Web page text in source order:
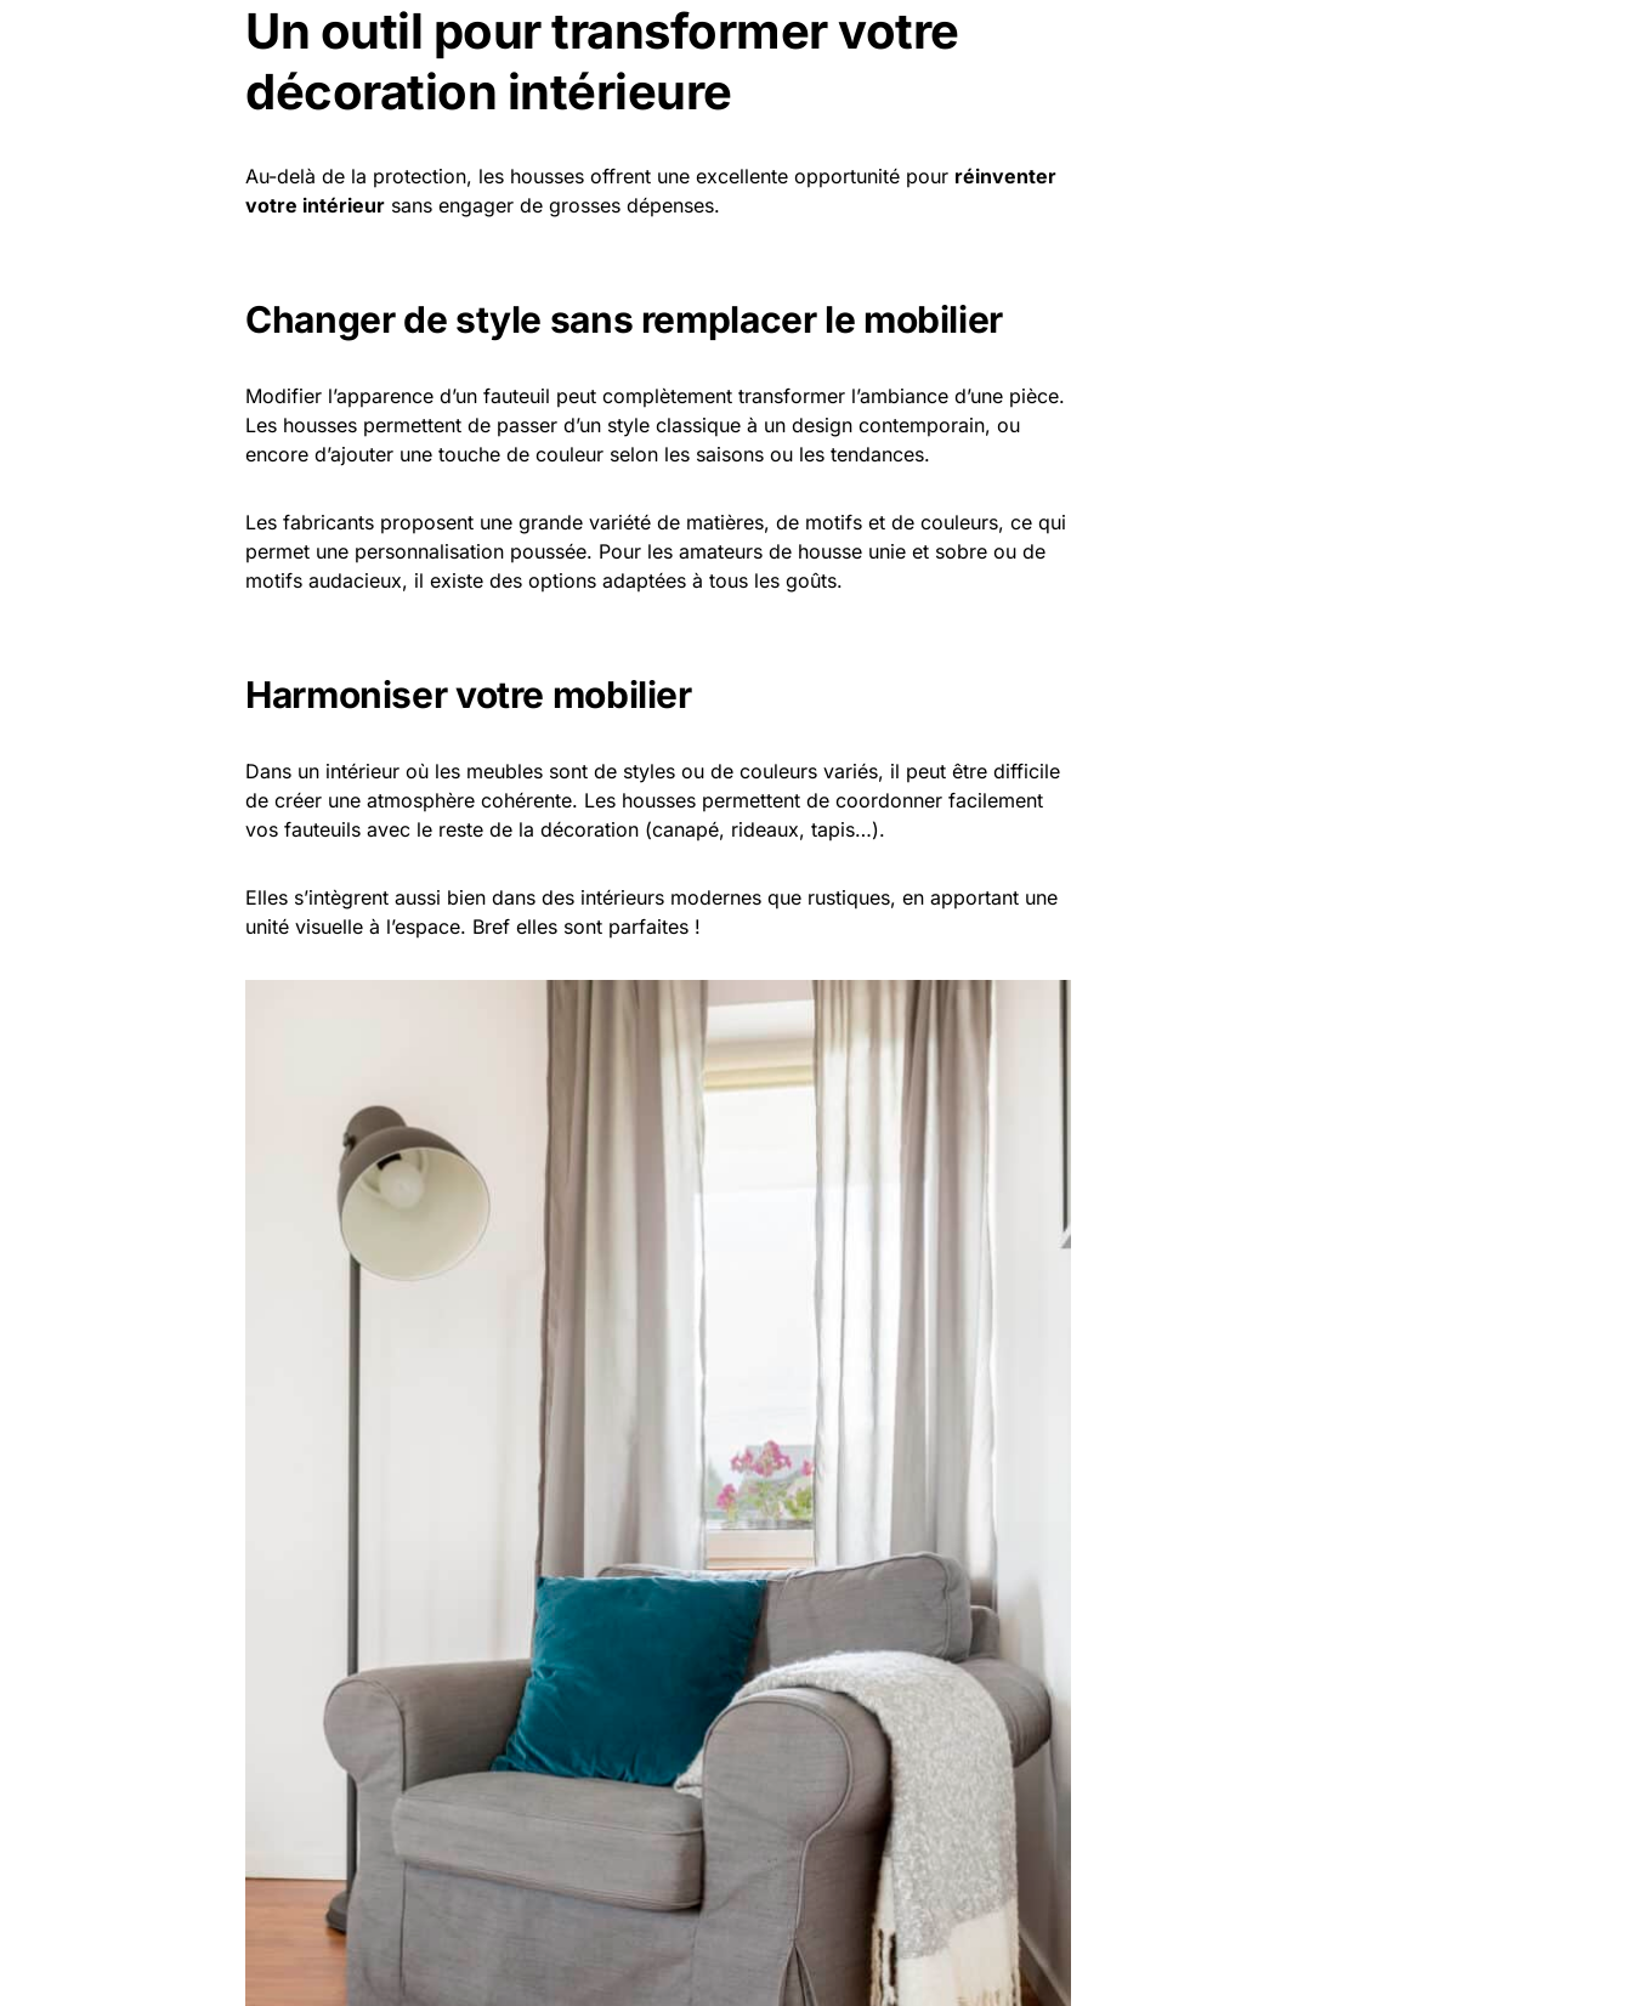
Un outil pour transformer votre
décoration intérieure
Au-delà de la protection, les housses offrent une excellente opportunité pour réinventer
votre intérieur sans engager de grosses dépenses.
Changer de style sans remplacer le mobilier
Modifier l’apparence d’un fauteuil peut complètement transformer l’ambiance d’une pièce.
Les housses permettent de passer d’un style classique à un design contemporain, ou
encore d’ajouter une touche de couleur selon les saisons ou les tendances.
Les fabricants proposent une grande variété de matières, de motifs et de couleurs, ce qui
permet une personnalisation poussée. Pour les amateurs de housse unie et sobre ou de
motifs audacieux, il existe des options adaptées à tous les goûts.
Harmoniser votre mobilier
Dans un intérieur où les meubles sont de styles ou de couleurs variés, il peut être difficile
de créer une atmosphère cohérente. Les housses permettent de coordonner facilement
vos fauteuils avec le reste de la décoration (canapé, rideaux, tapis…).
Elles s’intègrent aussi bien dans des intérieurs modernes que rustiques, en apportant une
unité visuelle à l’espace. Bref elles sont parfaites !